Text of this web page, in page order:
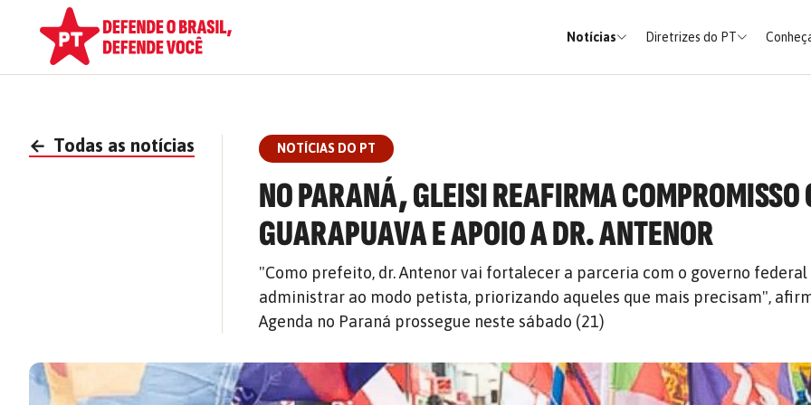
Notícias Diretrizes do PT
← Todas as notícias NOTÍCIAS DO PT
NO PARANÁ, GLEISI REAFIRMA COMPROMISSO
GUARAPUAVA E APOIO A DR. ANTENOR
"Como prefeito, dr. Antenor vai fortalecer a parceria com o governo federal
administrar ao modo petista, priorizando aqueles que mais precisam",
Agenda no Paraná prossegue neste sábado (21)